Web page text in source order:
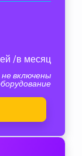
/в месяц
включены